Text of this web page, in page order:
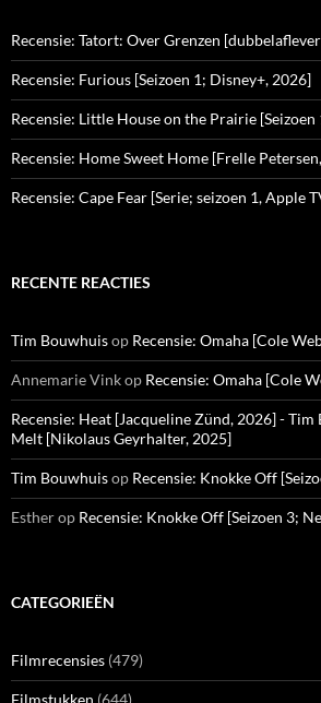
Recensie: Tatort: Over Grenzen
Recensie: Furious [Seizoen 1; Disney+, 2026]
Recensie: Little House on the Prairie
Recensie: Home Sweet Home [Frelle
Recensie: Cape Fear [Serie; seizoen 1, Apple
RECENTE REACTIES
Tim Bouwhuisop Recensie: Omaha [Cole
Annemarie Vinkop Recensie: Omaha [Cole
Recensie: Heat [Jacqueline Zünd, 2026] - Tim
Melt [Nikolaus Geyrhalter, 2025]
Tim Bouwhuisop Recensie: Knokke Off
Estherop Recensie: Knokke Off [Seizoen 3;
CATEGORIEËN
Filmrecensies (479)